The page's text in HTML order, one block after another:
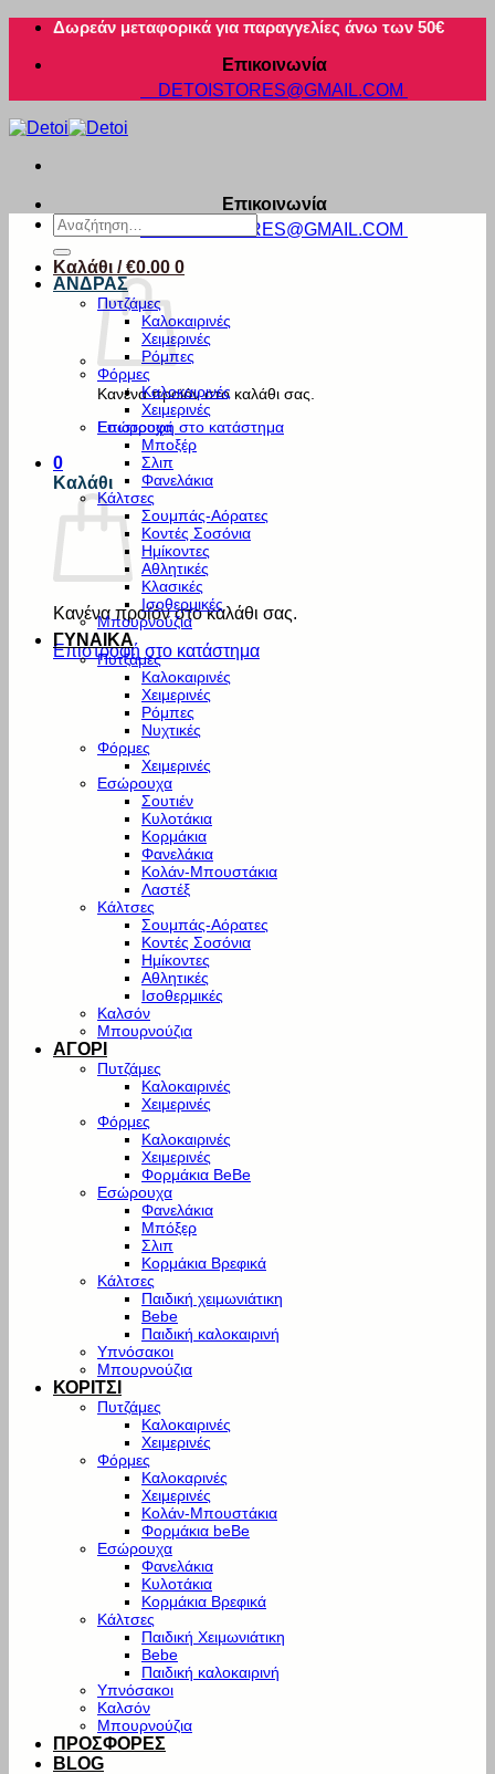
Μετάβαση
περιεχόμενο
Δωρεάν μεταφορικά για παραγγελίες άνω των 50€
Επικοινωνία
DETOISTORES@GMAIL.COM
Επικοινωνία
DETOISTORES@GMAIL.COM
Καλάθι /€0.00 0
Κανένα προϊόν στο καλάθι σας.
Επιστροφή στο κατάστημα
0
Καλάθι
Κανένα προϊόν στο καλάθι σας.
Επιστροφή στο κατάστημα
Αναζήτηση
για:
ΑΝΔΡΑΣ
Πυτζάμες
Καλοκαιρινές
Χειμερινές
Ρόμπες
Φόρμες
Καλοκαιρινές
Χειμερινές
Εσώρουχα
Μποξέρ
Σλιπ
Φανελάκια
Κάλτσες
Σουμπάς-Αόρατες
Κοντές Σοσόνια
Ημίκοντες
Αθλητικές
Κλασικές
Ισοθερμικές
Μπουρνούζια
ΓΥΝΑΙΚΑ
Πυτζάμες
Καλοκαιρινές
Χειμερινές
Ρόμπες
Νυχτικές
Φόρμες
Χειμερινές
Εσώρουχα
Σουτιέν
Κυλοτάκια
Κορμάκια
Φανελάκια
Κολάν-Μπουστάκια
Λαστέξ
Κάλτσες
Σουμπάς-Αόρατες
Κοντές Σοσόνια
Ημίκοντες
Αθλητικές
Ισοθερμικές
Καλσόν
Μπουρνούζια
ΑΓΟΡΙ
Πυτζάμες
Καλοκαιρινές
Χειμερινές
Φόρμες
Καλοκαιρινές
Χειμερινές
Φορμάκια BeBe
Εσώρουχα
Φανελάκια
Μπόξερ
Σλιπ
Κορμάκια Βρεφικά
Κάλτσες
Παιδική χειμωνιάτικη
Bebe
Παιδική καλοκαιρινή
Υπνόσακοι
Μπουρνούζια
ΚΟΡΙΤΣΙ
Πυτζάμες
Καλοκαιρινές
Χειμερινές
Φόρμες
Καλοκαρινές
Χειμερινές
Κολάν-Μπουστάκια
Φορμάκια beBe
Εσώρουχα
Φανελάκια
Κυλοτάκια
Κορμάκια Βρεφικά
Κάλτσες
Παιδική Χειμωνιάτικη
Bebe
Παιδική καλοκαιρινή
Υπνόσακοι
Καλσόν
Μπουρνούζια
ΠΡΟΣΦΟΡΕΣ
BLOG